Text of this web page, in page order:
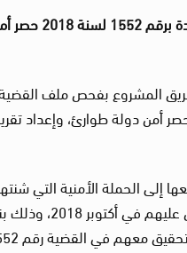
تقرير بانتهاكات القضية رقم 1 لسنة 2021 جنايات أمن دولة طوارئ مدينة نصر ثان
المشروع بفحص ملف
2021 جنايات أمن دولة طوارئ مدينة نصر ثان والمقيدة برقم 1552 لسنة 2018 حصر أمن دولة طوارئ،
إلى الحملة الأمنية التي
وزارة الداخلية ضد مدافعين عن حقوق الإنسان وطلاب ومحامين، حيث قاموا بإلقاء القبض
على تحريات من الرائد محمد عبد السلام، الضابط